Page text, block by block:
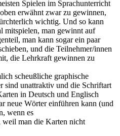
Spielen im Sprachunterricht
erwähnt zwar zu gewinnen,
wichtig. Und so kann
mitspielen, man gewinnt auf
man kann sogar ein paar
und die Teilnehmer/innen
die Lehrkraft gewinnen zu
scheußliche graphische
sind unattraktiv und die Schriftart
in Deutsch und Englisch
neue Wörter einführen kann (und
wenn es
weil man die Karten nicht